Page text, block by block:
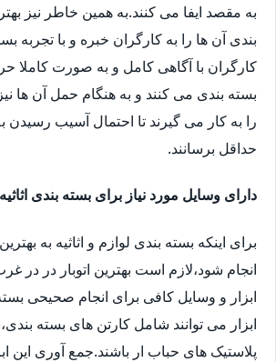
به مقصد ایفا می کنند.به همین خاطر نیز
بندی آن ها را به کارگران خبره و با تجربه
کارگران با آگاهی کامل و به صورت کاملا
بسته بندی می کنند و به هنگام حمل آن ها
را به کار می گیرند تا احتمال آسیب رسیدن
حداقل برسانند.
دارای وسایل مورد نیاز برای بسته بندی اثاثیه
برای اینکه بسته بندی لوازم و اثاثیه به
انجام شود،لازم است بهترین اتوبار در در
ابزار و وسایل کافی برای انجام صحیحی
ابزار می توانند شامل کارتن های بسته
پلاستیک های حباب ار باشند.جمع آوری این